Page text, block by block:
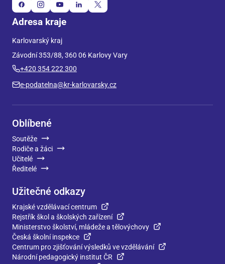
Adresa kraje
Karlovarský kraj
Závodní 353/88, 360 06 Karlovy Vary
+420 354 222 300
e-podatelna@kr-karlovarsky.cz
Oblíbené
Soutěže
Rodiče a žáci
Učitelé
Ředitelé
Užitečné odkazy
Krajské vzdělávací centrum
Rejstřík škol a školských zařízení
Ministerstvo školství, mládeže a tělovýchovy
Česká školní inspekce
Centrum pro zjišťování výsledků ve vzdělávání
Národní pedagogický institut ČR